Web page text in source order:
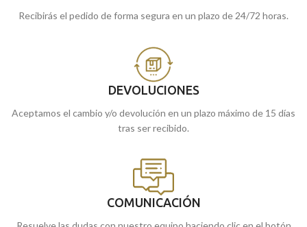
Recibirás el pedido de forma segura en un plazo de 24/72 horas.
DEVOLUCIONES
Aceptamos el cambio y/o devolución en un plazo máximo de 15 días
tras ser recibido.
COMUNICACIÓN